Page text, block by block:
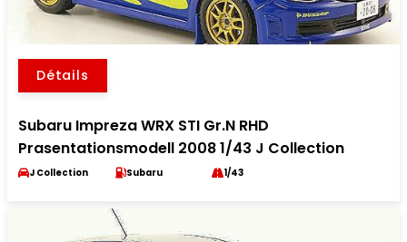
Détails
Subaru Impreza WRX STI Gr.N RHD
Prasentationsmodell 2008 1/43 J Collection
J Collection Subaru 1/43